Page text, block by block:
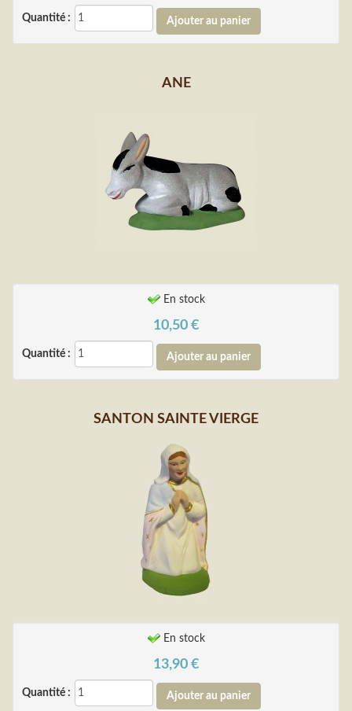
Quantité :
ANE
En stock
10,50 €
Quantité :
SANTON SAINTE VIERGE
En stock
13,90 €
Quantité :